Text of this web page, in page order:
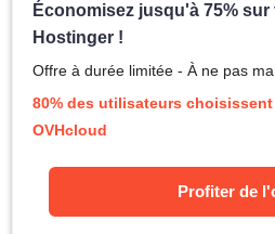
Économisez jusqu'à 75%
Hostinger !
Offre à durée limitée - À ne pas
80% des utilisateurs
OVHcloud
Profiter de